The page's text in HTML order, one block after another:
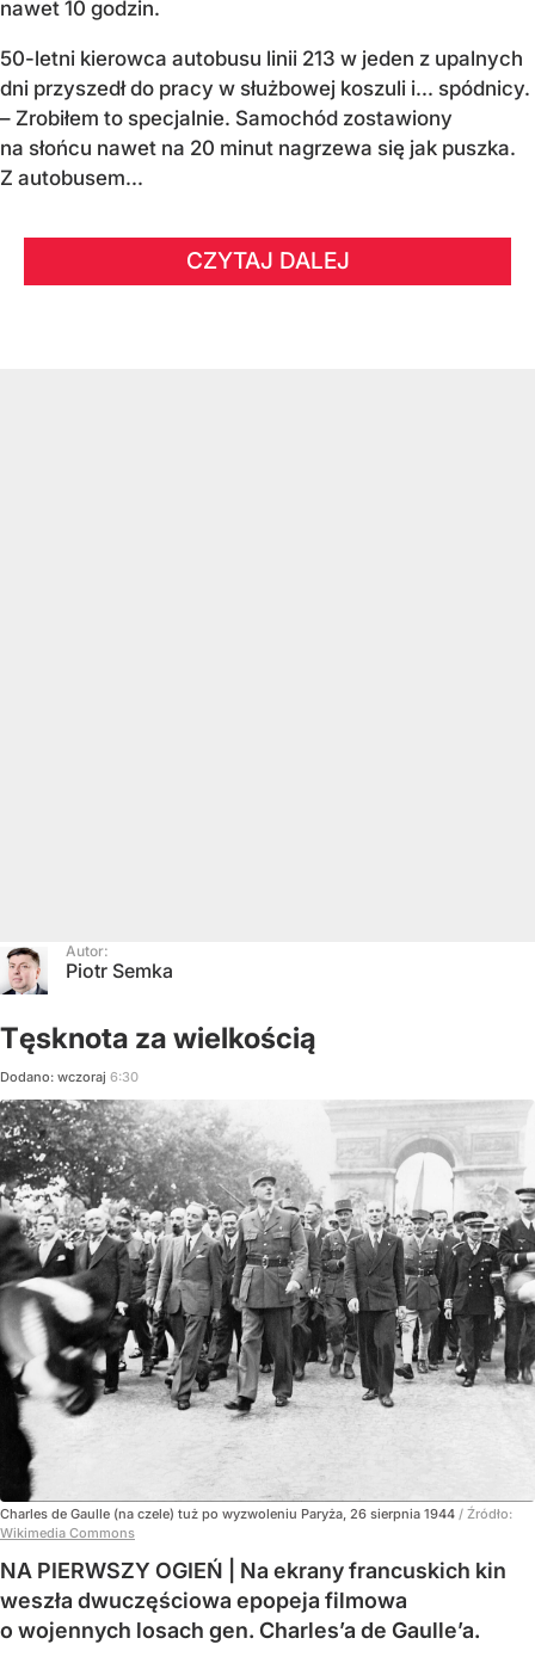
nawet 10 godzin.
50-letni kierowca autobusu linii 213 w jeden z upalnych
dni przyszedł do pracy w służbowej koszuli i... spódnicy.
– Zrobiłem to specjalnie. Samochód zostawiony
na słońcu nawet na 20 minut nagrzewa się jak puszka.
Z autobusem...
CZYTAJ DALEJ
Autor:
Piotr Semka
Tęsknota za wielkością
Dodano: wczoraj 6:30
Charles de Gaulle (na czele) tuż po wyzwoleniu Paryża, 26 sierpnia 1944 / Źródło:
Wikimedia Commons
NA PIERWSZY OGIEŃ | Na ekrany francuskich kin
weszła dwuczęściowa epopeja filmowa
o wojennych losach gen. Charles’a de Gaulle’a.